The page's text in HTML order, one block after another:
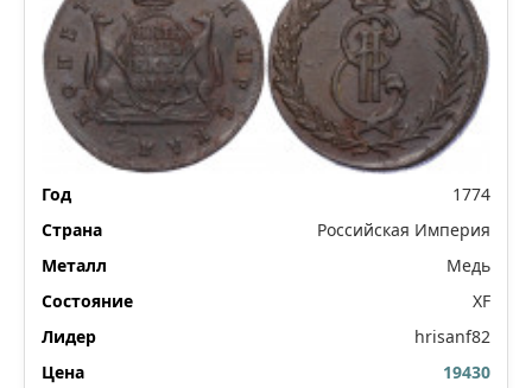
1774
Российская Империя
Медь
XF
hrisanf82
19430